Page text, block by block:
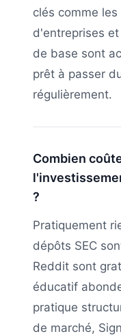
clés comme
d'entreprises
de base sont
prêt à passer
régulièrement.
Combien
?
Pratiquement
dépôts SEC
Reddit sont
éducatif
pratique
de marché,